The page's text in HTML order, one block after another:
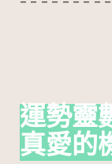
運勢靈
真愛的